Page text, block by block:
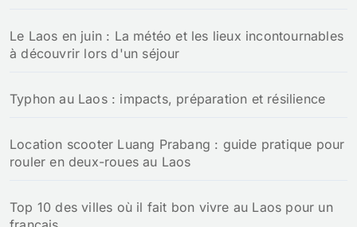
Le Laos en juin : La météo et les lieux incontournables
à découvrir lors d'un séjour
Typhon au Laos : impacts, préparation et résilience
Location scooter Luang Prabang : guide pratique pour
rouler en deux-roues au Laos
Top 10 des villes où il fait bon vivre au Laos pour un